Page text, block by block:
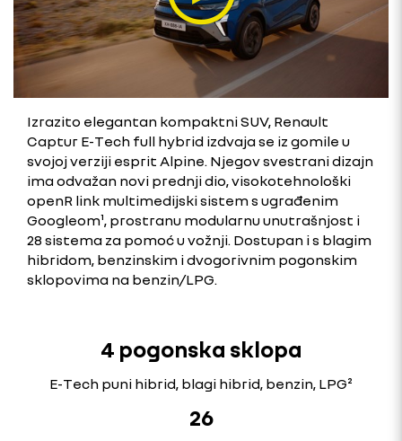
Izrazito elegantan kompaktni SUV, Renault
Captur E-Tech full hybrid izdvaja se iz gomile u
svojoj verziji esprit Alpine. Njegov svestrani dizajn
ima odvažan novi prednji dio, visokotehnološki
openR link multimedijski sistem s ugrađenim
Googleom¹, prostranu modularnu unutrašnjost i
28 sistema za pomoć u vožnji. Dostupan i s blagim
hibridom, benzinskim i dvogorivnim pogonskim
sklopovima na benzin/LPG.
4 pogonska sklopa
E-Tech puni hibrid, blagi hibrid, benzin, LPG²
26